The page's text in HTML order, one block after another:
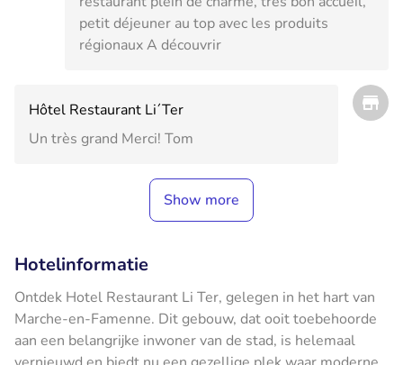
petit déjeuner au top avec les produits
régionaux A découvrir
Hôtel Restaurant Li´Ter
Un très grand Merci! Tom
Show more
Hotelinformatie
Ontdek Hotel Restaurant Li Ter, gelegen in het hart van
Marche-en-Famenne. Dit gebouw, dat ooit toebehoorde
aan een belangrijke inwoner van de stad, is helemaal